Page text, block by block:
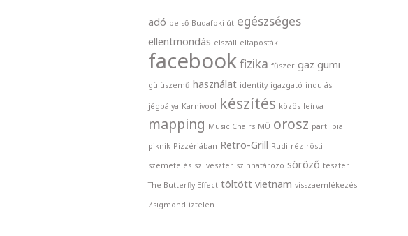
adó belső Budafoki út egészséges
ellentmondás elszáll eltaposták
facebookfizika fűszer gaz gumi
gülüszemű használat identity igazgató indulás
jégpálya Karnivool készítés közös leírva
mapping Music Chairs MÜ orosz parti pia
piknik Pizzériában Retro-Grill Rudi réz rösti
szemetelés szilveszter színhatározó söröző teszter
The Butterfly Effect töltött vietnam visszaemlékezés
Zsigmond íztelen